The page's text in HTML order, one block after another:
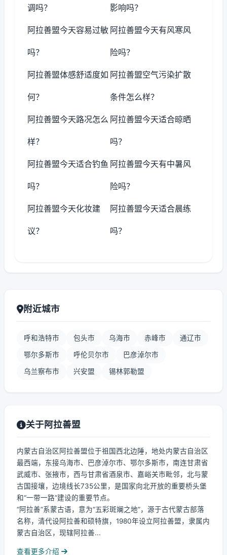
调吗？ 影响吗？
阿拉善盟今天容易过敏
吗？
阿拉善盟今天有风寒风
险吗？
阿拉善盟体感舒适度如
何？
阿拉善盟空气污染扩散
条件怎么样？
阿拉善盟今天路况怎么
样？
阿拉善盟今天适合晾晒
吗？
阿拉善盟今天适合钓鱼
吗？
阿拉善盟今天有中暑风
险吗？
阿拉善盟今天化妆建
议？
阿拉善盟今天适合晨练
吗？
附近城市
呼和浩特市 包头市 乌海市 赤峰市 通辽市
鄂尔多斯市 呼伦贝尔市 巴彦淖尔市
乌兰察布市 兴安盟 锡林郭勒盟
关于阿拉善盟
内蒙古自治区阿拉善盟位于祖国西北边陲，地处内蒙古自治区
最西端，东接乌海市、巴彦淖尔市、鄂尔多斯市，南连甘肃省
武威市、张掖市，西与甘肃省酒泉市、嘉峪关市毗邻，北与蒙
古国接壤，边境线长735公里，是国家向北开放的重要桥头堡
和“一带一路”建设的重要节点。
“阿拉善”系蒙古语，意为“五彩斑斓之地”，源于古代蒙古部落
名称，清代设阿拉善和硕特旗，1980年设立阿拉善盟，隶属内
蒙古自治区，现辖阿拉善...
查看更多介绍